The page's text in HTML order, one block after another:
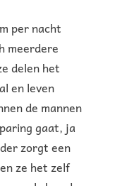
per nacht
meerdere
delen het
en leven
de mannen
gaat, ja
zorgt een
ze het zelf